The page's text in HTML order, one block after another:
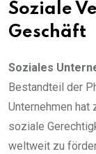
Soziale
Geschäft
Soziales
Bestandteil der
Unternehmen hat
soziale
weltweit zu